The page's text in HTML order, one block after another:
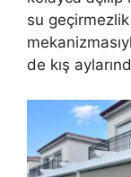
su
de kış